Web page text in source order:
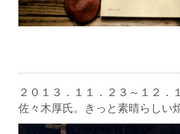
２０１３．１１．２３～１２．
佐々木厚氏。きっと素晴らしい